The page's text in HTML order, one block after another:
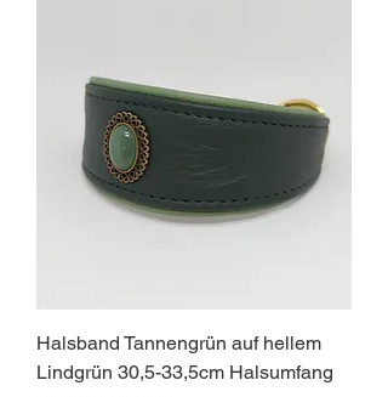
Halsband Tannengrün auf hellem
Lindgrün 30,5-33,5cm Halsumfang